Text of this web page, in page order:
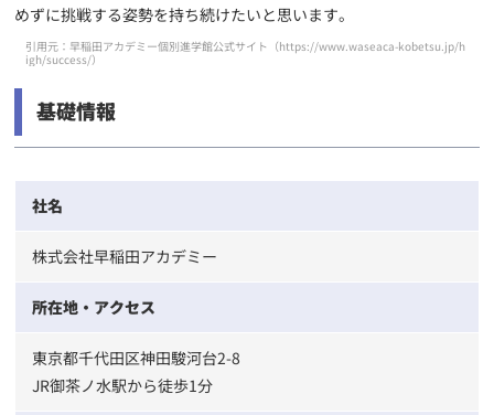
めずに挑戦する姿勢を持ち続けたいと思います。
引用元：早稲田アカデミー個別進学館公式サイト（https://www.waseaca-kobetsu.jp/h
igh/success/）
基礎情報
社名
株式会社早稲田アカデミー
所在地・アクセス
東京都千代田区神田駿河台2-8
JR御茶ノ水駅から徒歩1分